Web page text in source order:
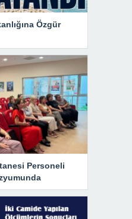
Özgür
Personeli